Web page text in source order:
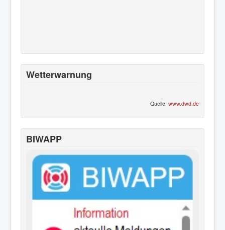
Wetterwarnung
Quelle: www.dwd.de
BIWAPP